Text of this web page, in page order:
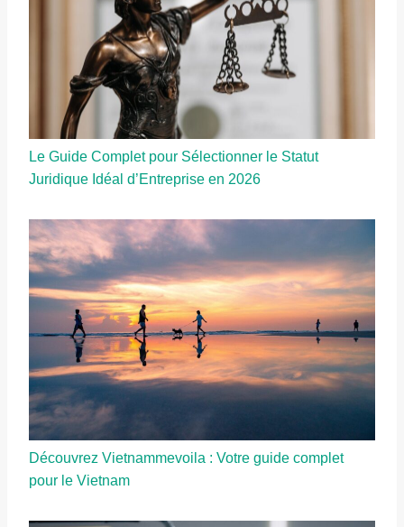
Le Guide Complet pour Sélectionner le Statut
Juridique Idéal d’Entreprise en 2026
Découvrez Vietnammevoila : Votre guide complet
pour le Vietnam